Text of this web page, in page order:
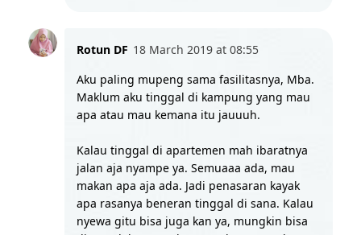
Rotun DF 18 March 2019 at 08:55
Aku paling mupeng sama fasilitasnya, Mba.
Maklum aku tinggal di kampung yang mau
apa atau mau kemana itu jauuuh.
Kalau tinggal di apartemen mah ibaratnya
jalan aja nyampe ya. Semuaaa ada, mau
makan apa aja ada. Jadi penasaran kayak
apa rasanya beneran tinggal di sana. Kalau
nyewa gitu bisa juga kan ya, mungkin bisa